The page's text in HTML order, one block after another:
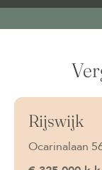
Beschikbaar
Rijswijk
Ocarinalaan